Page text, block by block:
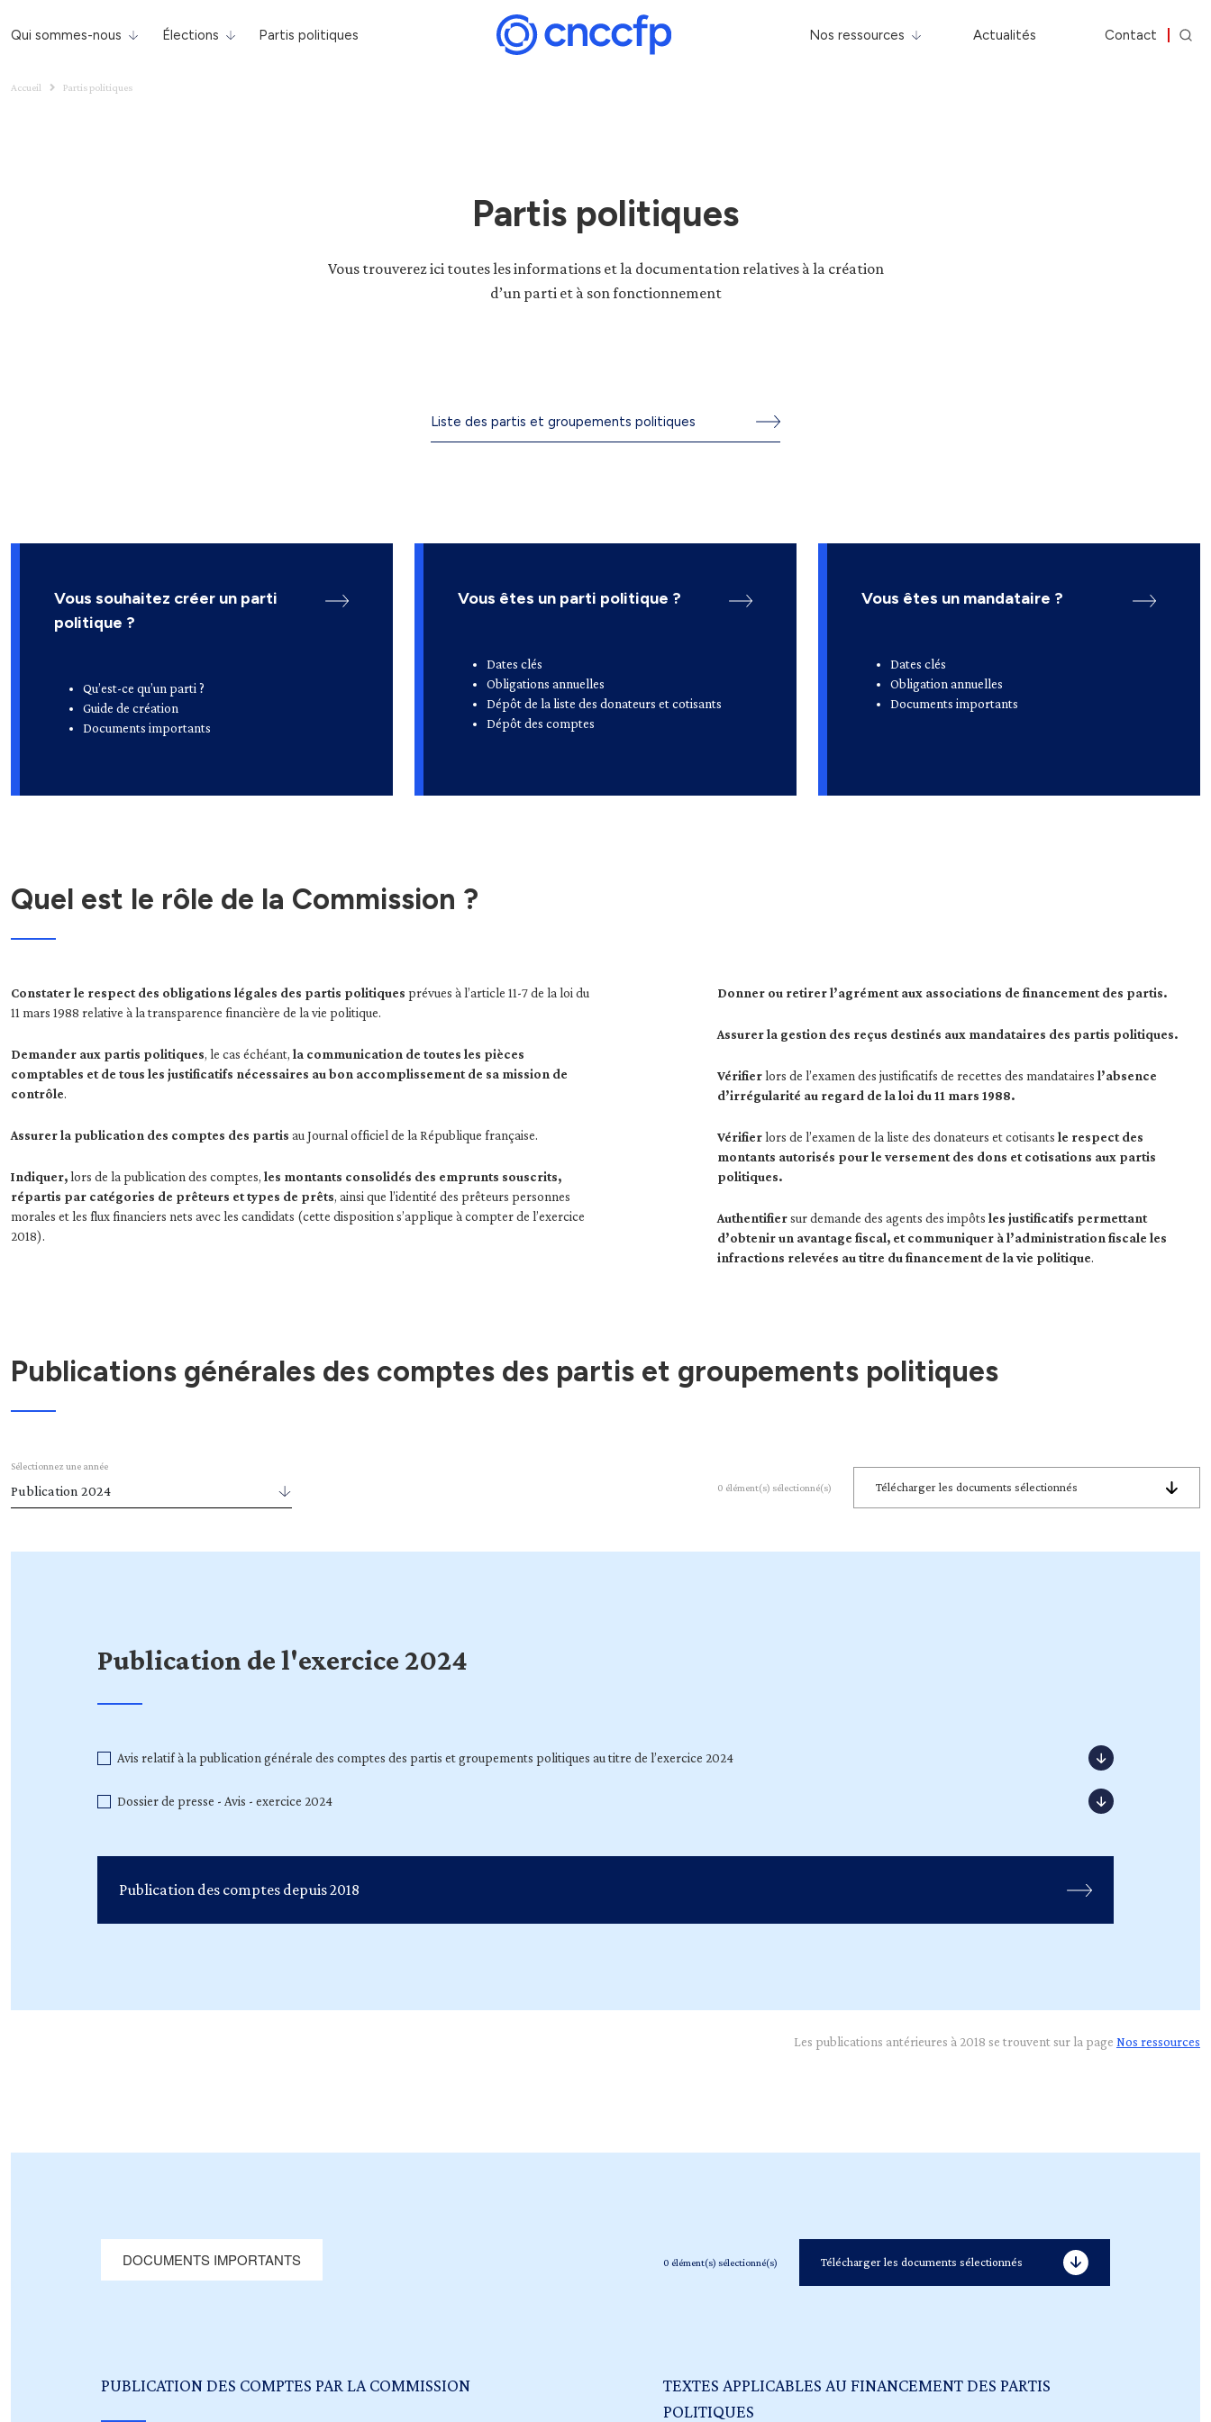
Qui sommes-nous Élections Partis politiques Nos ressources Actualités Contact
Accueil Partis politiques
Partis politiques
Vous trouverez ici toutes les informations et la documentation relatives à la création
d’un parti et à son fonctionnement
Liste des partis et groupements politiques
Vous souhaitez créer un parti
politique ?
Qu’est-ce qu’un parti ?
Guide de création
Documents importants
Vous êtes un parti politique ?
Dates clés
Obligations annuelles
Dépôt de la liste des donateurs et cotisants
Dépôt des comptes
Vous êtes un mandataire ?
Dates clés
Obligation annuelles
Documents importants
Quel est le rôle de la Commission ?
Constater le respect des obligations légales des partis politiques prévues à l’article 11-7 de la loi du
11 mars 1988 relative à la transparence financière de la vie politique.
Demander aux partis politiques, le cas échéant, la communication de toutes les pièces
comptables et de tous les justificatifs nécessaires au bon accomplissement de sa mission de
contrôle.
Assurer la publication des comptes des partis au Journal officiel de la République française.
Indiquer,lors de la publication des comptes, les montants consolidés des emprunts souscrits,
répartis par catégories de prêteurs et types de prêts, ainsi que l’identité des prêteurs personnes
morales et les flux financiers nets avec les candidats (cette disposition s’applique à compter de l’exercice
2018).
Donner ou retirer l’agrément aux associations de financement des partis.
Assurer la gestion des reçus destinés aux mandataires des partis politiques.
Vérifierlors de l’examen des justificatifs de recettes des mandataires l’absence
d’irrégularité au regard de la loi du 11 mars 1988.
Vérifierlors de l’examen de la liste des donateurs et cotisants le respect des
montants autorisés pour le versement des dons et cotisations aux partis
politiques.
Authentifiersur demande des agents des impôts les justificatifs permettant
d’obtenir un avantage fiscal, et communiquer à l’administration fiscale les
infractions relevées au titre du financement de la vie politique.
Publications générales des comptes des partis et groupements politiques
Sélectionnez une année
0 élément(s) sélectionné(s) Télécharger les documents sélectionnés
Publication de l'exercice 2024
Avis relatif à la publication générale des comptes des partis et groupements politiques au titre de l’exercice 2024
Dossier de presse - Avis - exercice 2024
Publication des comptes depuis 2018
Les publications antérieures à 2018 se trouvent sur la page Nos ressources
DOCUMENTS IMPORTANTS 0 élément(s) sélectionné(s) Télécharger les documents sélectionnés
PUBLICATION DES COMPTES PAR LA COMMISSION
TEXTES APPLICABLES AU FINANCEMENT DES PARTIS
POLITIQUES